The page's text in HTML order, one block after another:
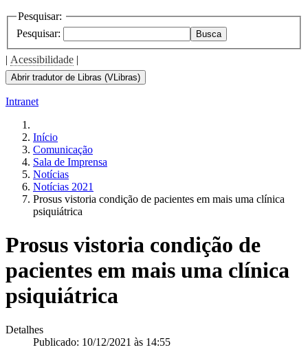
Pesquisar:
Pesquisar:
Busca
| Acessibilidade |
Abrir tradutor de Libras (VLibras)
Intranet
Início
Comunicação
Sala de Imprensa
Notícias
Notícias 2021
Prosus vistoria condição de pacientes em mais uma clínica
psiquiátrica
Prosus vistoria condição de
pacientes em mais uma clínica
psiquiátrica
Detalhes
Publicado: 10/12/2021 às 14:55